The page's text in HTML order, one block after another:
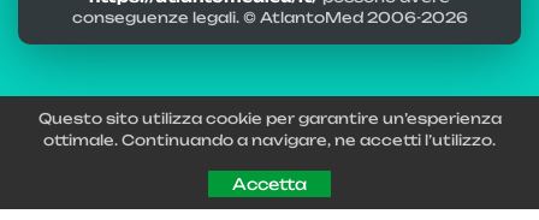
conseguenze legali. © AtlantoMed 2006-2026
Questo sito utilizza cookie per garantire un’esperienza
ottimale. Continuando a navigare, ne accetti l’utilizzo.
Accetta